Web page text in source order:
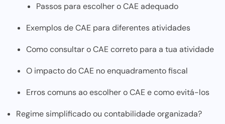
Passos para escolher o CAE adequado
Exemplos de CAE para diferentes atividades
Como consultar o CAE correto para a tua atividade
O impacto do CAE no enquadramento fiscal
Erros comuns ao escolher o CAE e como evitá-los
Regime simplificado ou contabilidade organizada?